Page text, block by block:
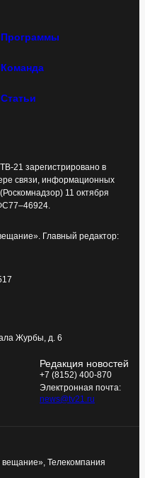
Программы
Команда
Статьи
21 зарегистрировано в
связи, информационных
11 октября
Главный редактор:
Журбы, д. 6
Редакция новостей
+7 (8152) 400-870
Электронная почта:
news@tv21.ru
Телекомпания